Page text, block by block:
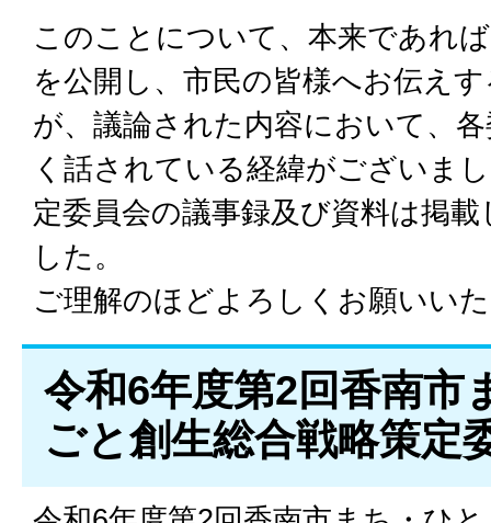
このことについて、本来であれ
を公開し、市民の皆様へお伝え
が、議論された内容において、
く話されている経緯がございま
定委員会の議事録及び資料は掲
した。
ご理解のほどよろしくお願いい
令和6年度第2回香南市
ごと創生総合戦略策定